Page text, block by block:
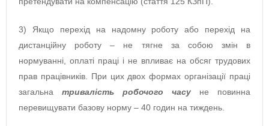
3) Якщо перехід на надомну роботу або перехід на
дистанційну роботу – не тягне за собою змін в
нормуванні, оплаті праці і не впливає на обсяг трудових
прав працівників. При цих двох формах організації праці
загальна тривалість робочого часу не повинна
перевищувати базову норму – 40 годин на тиждень.